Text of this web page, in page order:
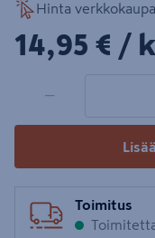
Hinta
14,95€/
14,95 € /
−
Toimitus